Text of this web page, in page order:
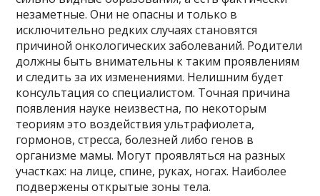
незаметные. Они не опасны и только в
исключительно редких случаях становятся
причиной онкологических заболеваний. Родители
должны быть внимательны к таким проявлениям
и следить за их изменениями. Нелишним будет
консультация со специалистом. Точная причина
появления науке неизвестна, по некоторым
теориям это воздействия ультрафиолета,
гормонов, стресса, болезней либо генов в
организме мамы. Могут проявляться на разных
участках: на лице, спине, руках, ногах. Наиболее
подвержены открытые зоны тела.